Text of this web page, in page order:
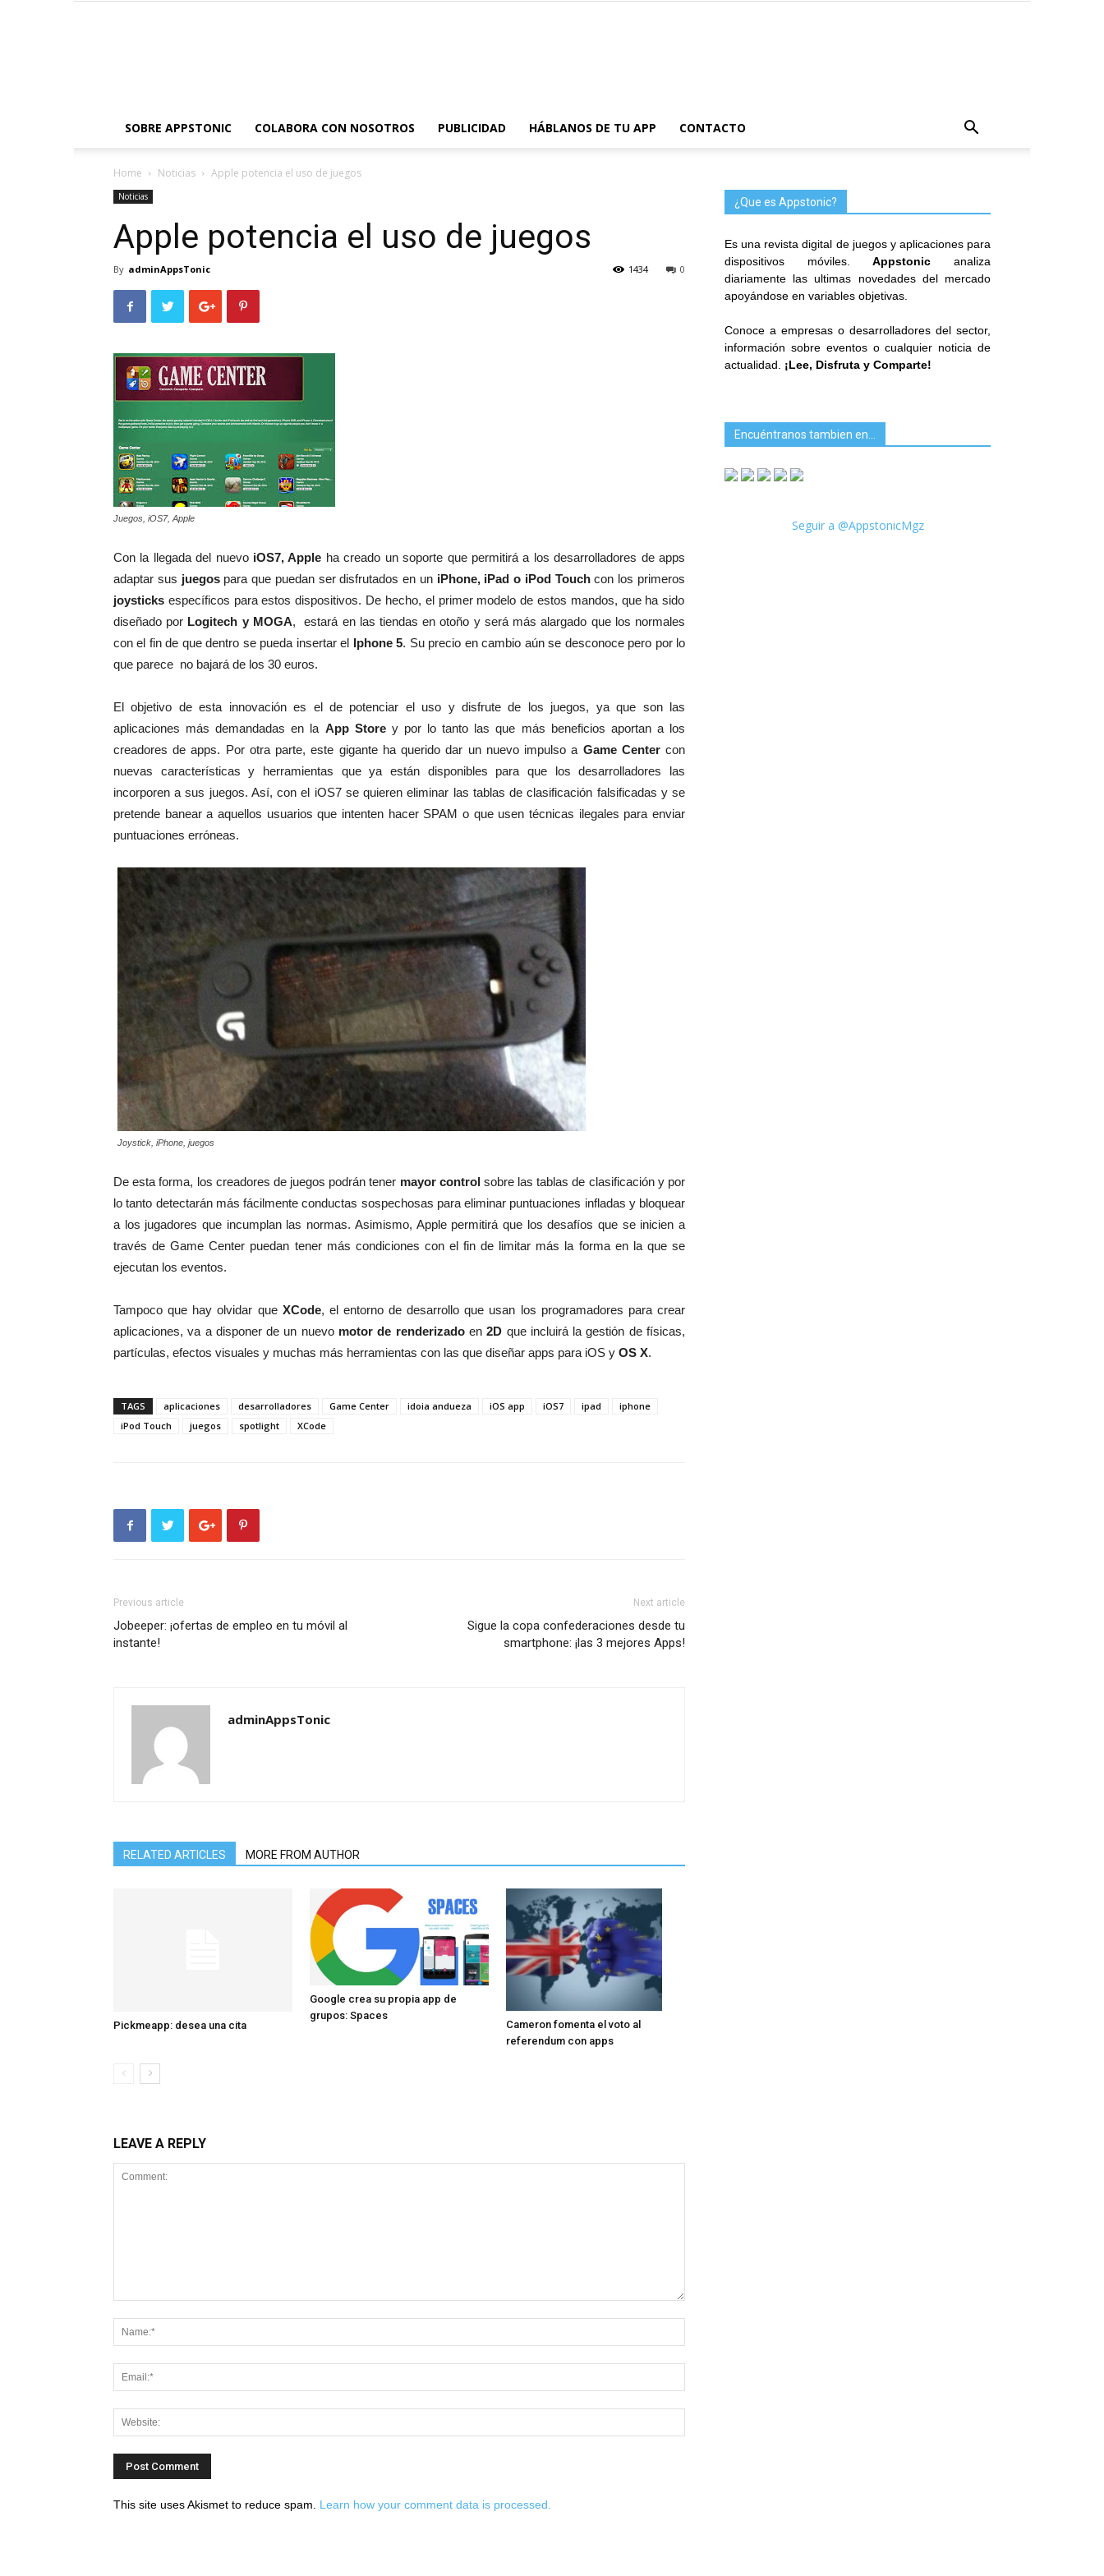
SOBRE APPSTONIC COLABORA CON NOSOTROS PUBLICIDAD HÁBLANOS DE TU APP CONTACTO
Home Noticias Apple potencia el uso de juegos
Noticias
Apple potencia el uso de juegos
By adminAppsTonic 0
1434
Juegos, iOS7, Apple
Con la llegada del nuevoiOS7, Apple ha creado un soporte que permitirá a los desarrolladores de apps
adaptar sus juegospara que puedan ser disfrutados en uniPhone, iPad o iPod Touchcon los primeros
joysticks específicos para estos dispositivos. De hecho, el primer modelo de estos mandos, que ha sido
diseñado por Logitech y MOGA, estará en las tiendas en otoño y será más alargado que los normales
con el fin de que dentro se pueda insertar el Iphone 5. Su precio en cambio aún se desconoce pero por lo
que parece no bajará de los 30 euros.
El objetivo de esta innovación es el de potenciar el uso y disfrute de los juegos, ya que son las
aplicaciones más demandadas en la App Storey por lo tanto las que más beneficios aportan a los
creadores de apps. Por otra parte, este gigante ha querido dar un nuevo impulso a Game Centercon
nuevas características y herramientas que ya están disponibles para que los desarrolladores las
incorporen a sus juegos. Así, con el iOS7 se quieren eliminar las tablas de clasificación falsificadas y se
pretende banear a aquellos usuarios que intenten hacer SPAM o que usen técnicas ilegales para enviar
puntuaciones erróneas.
Joystick, iPhone, juegos
De esta forma, los creadores de juegos podrán tener mayor controlsobre las tablas de clasificación y por
lo tanto detectarán más fácilmente conductas sospechosas para eliminar puntuaciones infladas y bloquear
a los jugadores que incumplan las normas. Asimismo, Apple permitirá que los desafíos que se inicien a
través de Game Center puedan tener más condiciones con el fin de limitar más la forma en la que se
ejecutan los eventos.
Tampoco que hay olvidar queXCode, el entorno de desarrollo que usan los programadores para crear
aplicaciones, va a disponer de un nuevo motor de renderizadoen2D que incluirá la gestión de físicas,
partículas, efectos visuales y muchas más herramientas con las que diseñar apps para iOS y OS X.
TAGS aplicaciones desarrolladores Game Center idoia andueza iOS app iOS7 ipad
iphone
iPod Touch
juegos spotlight XCode
Previous article
Jobeeper: ¡ofertas de empleo en tu móvil al
instante!
Next article
Sigue la copa confederaciones desde tu
smartphone: ¡las 3 mejores Apps!
adminAppsTonic
RELATED ARTICLES MORE FROM AUTHOR
Pickmeapp: desea una cita
Google crea su propia app de
grupos: Spaces
Cameron fomenta el voto al
referendum con apps
LEAVE A REPLY
This site uses Akismet to reduce spam. Learn how your comment data is processed.
¿Que es Appstonic?
Es una revista digital de juegos y aplicaciones para
dispositivos móviles.Appstonic analiza
diariamente las ultimas novedades del mercado
apoyándose en variables objetivas.
Conoce a empresas o desarrolladores del sector,
información sobre eventos o cualquier noticia de
actualidad. ¡Lee, Disfruta y Comparte!
Encuéntranos tambien en…
Seguir a @AppstonicMgz